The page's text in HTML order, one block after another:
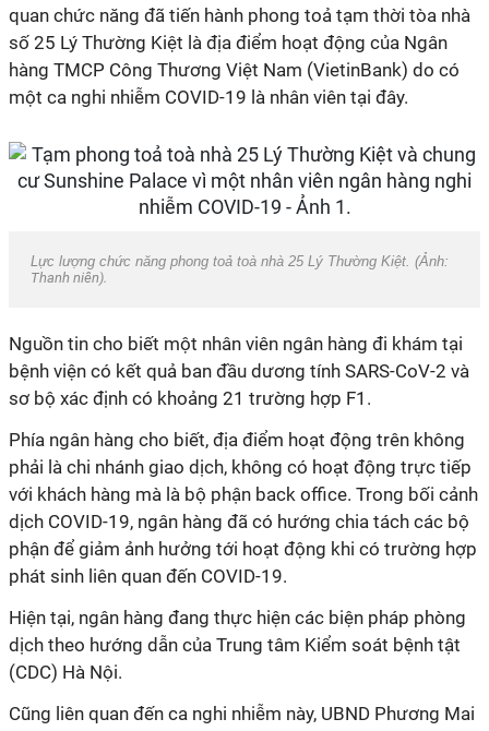
quan chức năng đã tiến hành phong toả tạm thời tòa nhà
số 25 Lý Thường Kiệt là địa điểm hoạt động của Ngân
hàng TMCP Công Thương Việt Nam (VietinBank) do có
một ca nghi nhiễm COVID-19 là nhân viên tại đây.
Lực lượng chức năng phong toả toà nhà 25 Lý Thường Kiệt. (Ảnh:
Thanh niên).
Nguồn tin cho biết một nhân viên ngân hàng đi khám tại
bệnh viện có kết quả ban đầu dương tính SARS-CoV-2 và
sơ bộ xác định có khoảng 21 trường hợp F1.
Phía ngân hàng cho biết, địa điểm hoạt động trên không
phải là chi nhánh giao dịch, không có hoạt động trực tiếp
với khách hàng mà là bộ phận back office. Trong bối cảnh
dịch COVID-19, ngân hàng đã có hướng chia tách các bộ
phận để giảm ảnh hưởng tới hoạt động khi có trường hợp
phát sinh liên quan đến COVID-19.
Hiện tại, ngân hàng đang thực hiện các biện pháp phòng
dịch theo hướng dẫn của Trung tâm Kiểm soát bệnh tật
(CDC) Hà Nội.
Cũng liên quan đến ca nghi nhiễm này, UBND Phương Mai